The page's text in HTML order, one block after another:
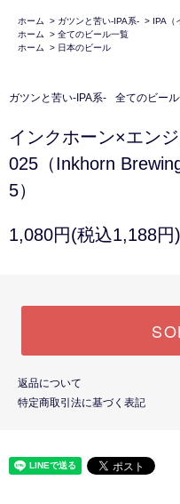
ホーム > ガツンと苦い-IPA系- >
IPA（
ホーム
> 全てのビール一覧
ホーム
> 日本のビール
ガツンと苦い-IPA系- 全てのビー
インクホーン×エン
025（Inkhorn
5）
1,080円(税込1,188円)
返品について
特定商取引法に基づく表記